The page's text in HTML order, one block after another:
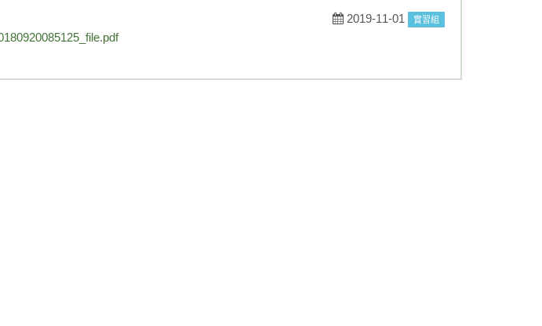
2019-11-01 實習組